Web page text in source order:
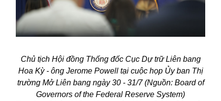
Chủ tịch Hội đồng Thống đốc Cục Dự trữ Liên bang
Hoa Kỳ - ông Jerome Powell tại cuộc họp Ủy ban Thị
trường Mở Liên bang ngày 30 - 31/7 (Nguồn: Board of
Governors of the Federal Reserve System)